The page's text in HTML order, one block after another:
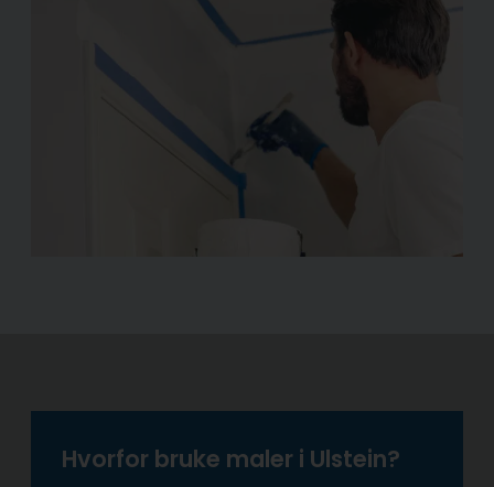
Hvorfor bruke maler i Ulstein?